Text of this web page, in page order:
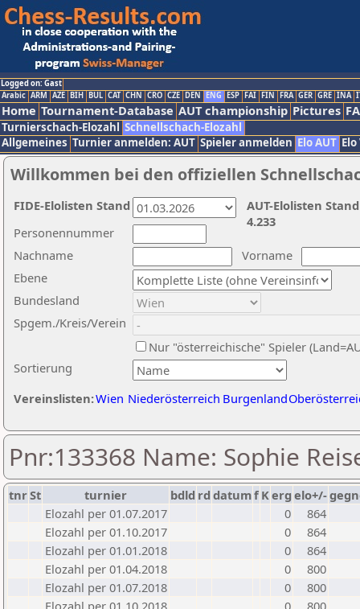
Logged on: Gast
Arabic ARM AZE BIH BUL CAT CHN CRO CZE DEN ENG ESP FAI FIN FRA GER GRE INA
Home Tournament-Database AUT championship Pictures
Turnierschach-Elozahl Schnellschach-Elozahl
Allgemeines Turnier anmelden: AUT Spieler anmelden Elo AUT
Willkommen bei den offiziellen
Nachname
Vorname
Ebene
Sortierung
Personennummer
Bundesland
Spgem./Kreis/Verein
Nur "österreichische" Spieler
Vereinslisten:Wien Niederösterreich Burgenland
AUT-Elolisten
4.233
FIDE-Elolisten Stand
Pnr:133368 Name: Sophie
tnrSt turnier bdld rd datumf Kerg elo+/-
Elozahl per 01.07.2017
0
864
Elozahl per 01.10.2017
0
864
Elozahl per 01.01.2018
0
864
Elozahl per 01.04.2018
0
800
Elozahl per 01.07.2018
0
800
Elozahl per 01.10.2018
0
800